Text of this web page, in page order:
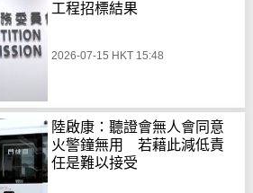
工程招標結果
2026-07-15 HKT 15:48
陸啟康：聽證會無人會同意
火警鐘無用 若藉此減低責
任是難以接受